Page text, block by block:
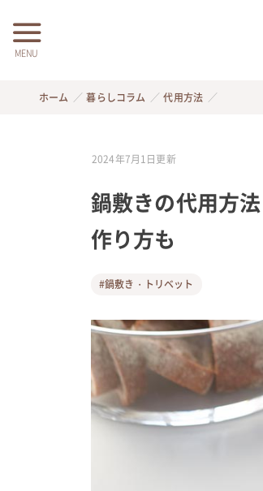
MENU
ホーム 暮らしコラム 代用方法
2024年7月1日更新
鍋敷きの代用方
作り方も
#鍋敷き・トリベット